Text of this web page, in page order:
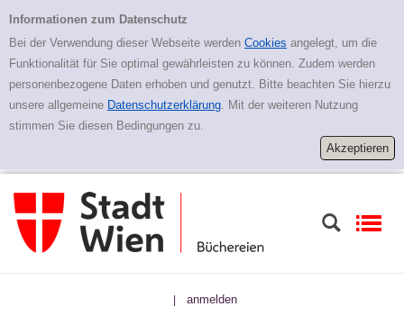
Erweiterte Suche
Informationen zum Datenschutz
Bei der Verwendung dieser Webseite werden Cookies angelegt, um die
Funktionalität für Sie optimal gewährleisten zu können. Zudem werden
personenbezogene Daten erhoben und genutzt. Bitte beachten Sie hierzu
unsere allgemeine Datenschutzerklärung. Mit der weiteren Nutzung
stimmen Sie diesen Bedingungen zu.
| anmelden